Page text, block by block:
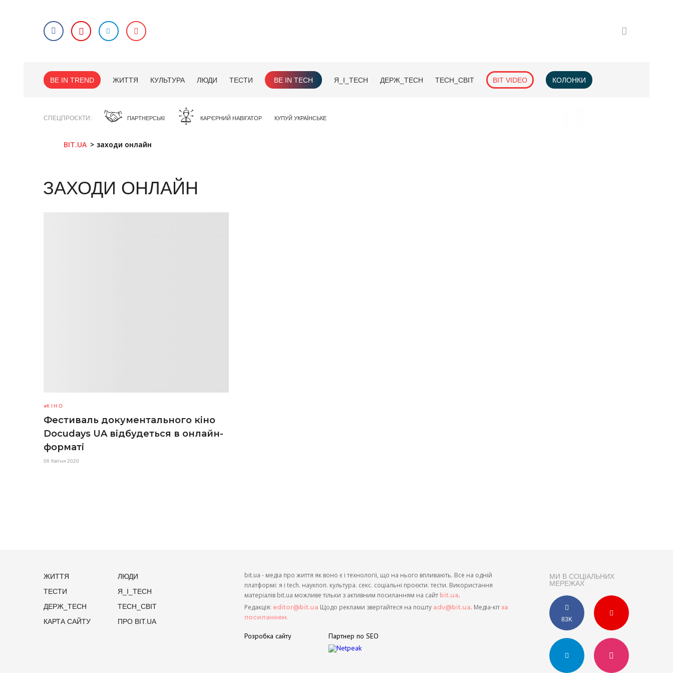
BE IN TREND ЖИТТЯ КУЛЬТУРА ЛЮДИ ТЕСТИ BE IN TECH Я_І_TECH ДЕРЖ_TECH TECH_СВІТ BIT VIDEO КОЛОНКИ
СПЕЦПРОЄКТИ ПАРТНЕРСЬКІ КАР'ЄРНИЙ НАВІГАТОР КУПУЙ УКРАЇНСЬКЕ
BIT.UA заходи онлайн
ЗАХОДИ ОНЛАЙН
КІНО
Фестиваль документального кіно
Docudays UA відбудеться в онлайн-
форматі
06 Квітня 2020
ЖИТТЯ
ЛЮДИ
ТЕСТИ
Я_І_TECH
ДЕРЖ_TECH
TECH_СВІТ
КАРТА САЙТУ
ПРО BIT.UA
МИ В СОЦІАЛЬНИХ
МЕРЕЖАХ
83K
bit.ua - медіа про життя як воно є і технології, що на нього впливають. Все на одній
платформі: я і tech. наукпоп. культура. секс. соціальні проєкти. тести. Використання
матеріалів bit.ua можливе тільки з активним посиланням на сайт bit.ua.
Редакція: editor@bit.ua Щодо реклами звертайтеся на пошту adv@bit.ua. Медіа-кіт за
посиланням.
Розробка сайту Партнер по SEO